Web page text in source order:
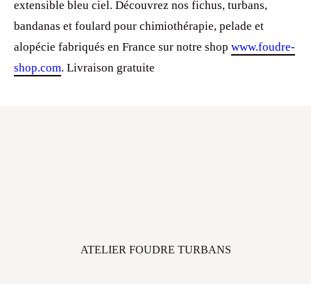
extensible bleu ciel. Découvrez nos fichus, turbans,
bandanas et foulard pour chimiothérapie, pelade et
alopécie fabriqués en France sur notre shop www.foudre-
shop.com. Livraison gratuite
ATELIER FOUDRE TURBANS